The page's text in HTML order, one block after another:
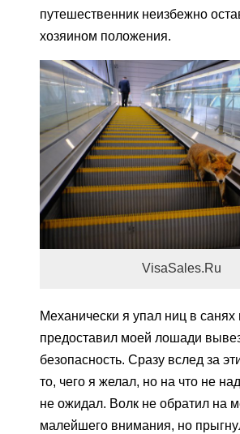
путешественник неизбежно
хозяином положения.
VisaSales.Ru
Механически я упал ниц в санях
предоставил моей лошади
безопасность. Сразу вслед за
то, чего я желал, но на что не
не ожидал. Волк не обратил на
малейшего внимания, но